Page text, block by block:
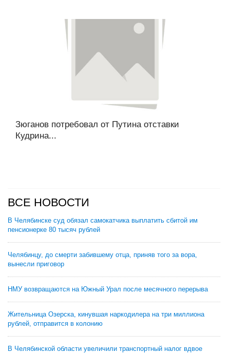
Зюганов потребовал от Путина отставки
Кудрина...
ВСЕ НОВОСТИ
В Челябинске суд обязал самокатчика выплатить сбитой им
пенсионерке 80 тысяч рублей
Челябинцу, до смерти забившему отца, приняв того за вора,
вынесли приговор
НМУ возвращаются на Южный Урал после месячного перерыва
Жительница Озерска, кинувшая наркодилера на три миллиона
рублей, отправится в колонию
В Челябинской области увеличили транспортный налог вдвое